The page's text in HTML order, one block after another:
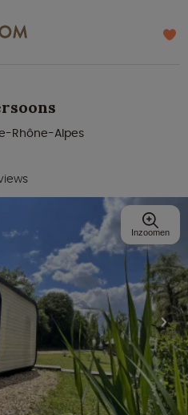
Rhône-Alpes
Inzoomen